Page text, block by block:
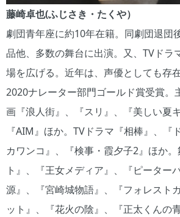
藤崎卓也(ふじさき・たくや）
劇団青年座に約10年在籍。同劇団退団
品他、多数の舞台に出演。又、TVドラ
場を広げる。近年は、声優としても存
2020ナレーター部門ゴールド賞受賞。
画『浪人街』、『スリ』、『美しい夏キ
『AIM』ほか。TVドラマ『相棒』、『
カワンコ』、『検事・霞夕子2』ほか
ト』、『王女メディア』、『ピーター
源』、『宮崎城物語』、『フォレスト
ット』、『花火の陰』、『正太くんの